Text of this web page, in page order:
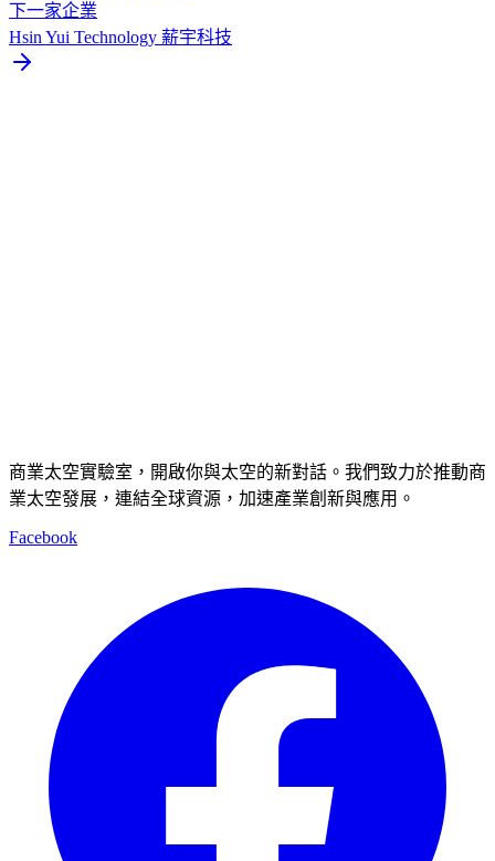
下一家企業
Hsin Yui Technology 薪宇科技
商業太空實驗室，開啟你與太空的新對話。我們致力於推動商
業太空發展，連結全球資源，加速產業創新與應用。
Facebook